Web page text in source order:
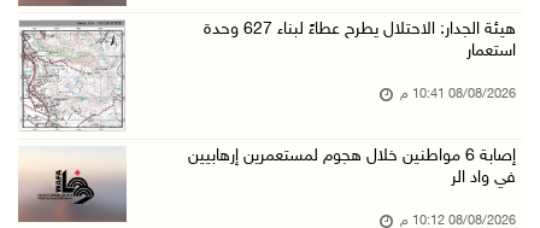
شعراء غزة يوثقون النزوح والفقد بقصائد من الخي ...
08/آب/2026 06:20 م
هيئة الجدار: الاحتلال يطرح عطاءً لبناء 627 وحدة
استعمار
08/08/2026 10:41 م
إصابة 6 مواطنين خلال هجوم لمستعمرين إرهابيين
في واد الر
08/08/2026 10:12 م